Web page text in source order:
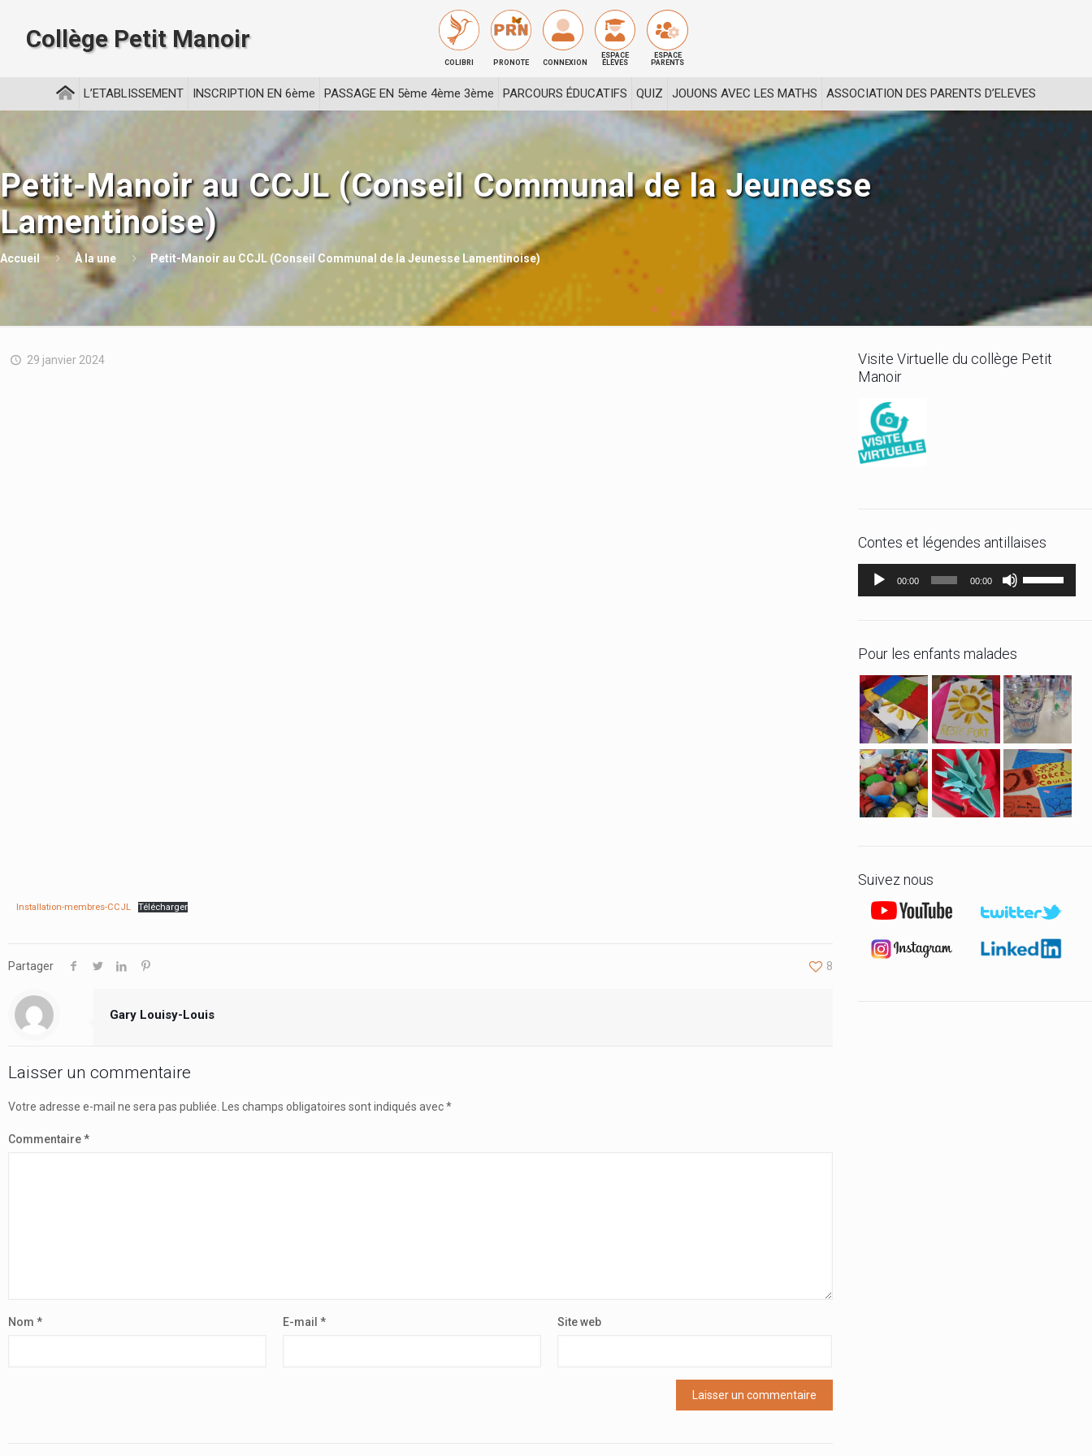
Collège Petit Manoir
COLIBRI PRONOTE CONNEXION
ESPACE
ÉLÈVES
ESPACE
PARENTS
L’ETABLISSEMENT INSCRIPTION EN 6ème PASSAGE EN 5ème 4ème 3ème PARCOURS ÉDUCATIFS QUIZ JOUONS AVEC LES MATHS ASSOCIATION DES PARENTS D’ELEVES
Petit-Manoir au CCJL (Conseil Communal de la Jeunesse
Lamentinoise)
Accueil À la une Petit-Manoir au CCJL (Conseil Communal de la Jeunesse Lamentinoise)
29 janvier 2024
Installation-membres-CCJL Télécharger
Partager 8
Gary Louisy-Louis
Laisser un commentaire
Votre adresse e-mail ne sera pas publiée. Les champs obligatoires sont indiqués avec*
Commentaire*
Nom * E-mail * Site web
Visite Virtuelle du collège Petit
Manoir
Contes et légendes antillaises
Lecteur
00:00 00:00
augmenter
ou
diminuer
le
volume.
Pour les enfants malades
Suivez nous